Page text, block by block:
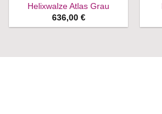
Helixwalze Atlas Grau
636,00 €